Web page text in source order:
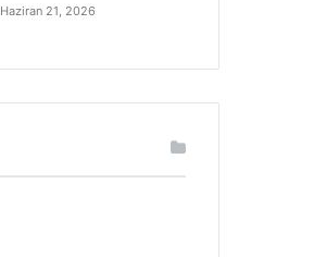
Haziran 21, 2026